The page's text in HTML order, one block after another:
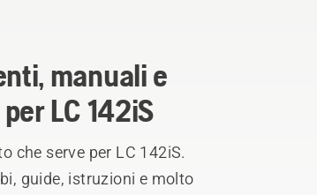
manuali e
LC 142iS
che serve per LC 142iS.
guide, istruzioni e molto